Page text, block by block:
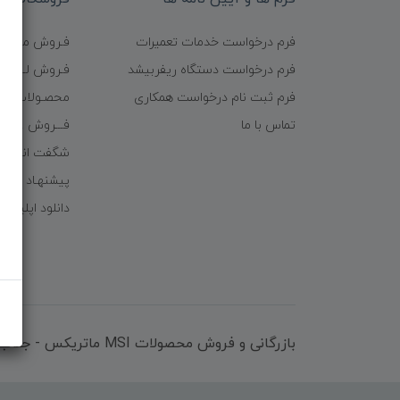
فرم درخواست خدمات تعمیرات
فرم درخواست دستگاه ریفربیشد
فرم ثبت نام درخواست همکاری
تماس با ما
فـروش
فـروش
محصـولات
فـــروش عُمـده
شگفت
پیشنهـاد
دانلود
بازرگانی و فروش محصولات MSI ماتریکس - جناب آقای مهندس باقری